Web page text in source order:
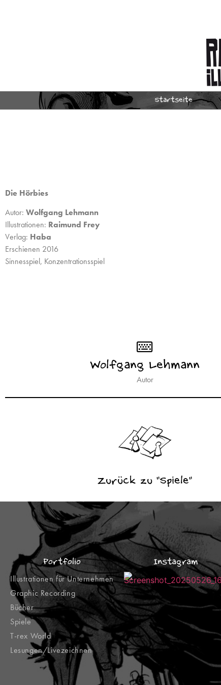
Startseite
Die Hörbies
Autor: Wolfgang Lehmann
Illustrationen: Raimund Frey
Verlag: Haba
Erschienen 2016
Sinnesspiel, Konzentrationsspiel
Wolfgang Lehmann
Autor
Zurück zu "Spiele"
Portfolio
Illustrationen für Unternehmen
Graphic Recording
Bücher
Spiele
T-rex World
Lesungen/Livezeichnen
Instagram